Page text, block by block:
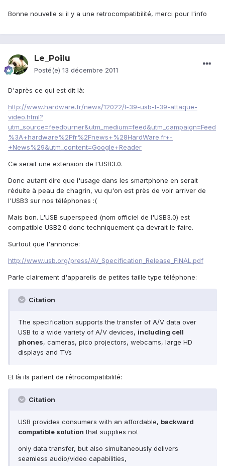
Bonne nouvelle si il y a une retrocompatibilité, merci pour l'info
Le_Poilu
Posté(e) 13 décembre 2011
D'après ce qui est dit là:
http://www.hardware.fr/news/12022/l-39-usb-l-39-attaque-
video.html?
utm_source=feedburner&utm_medium=feed&utm_campaign=Feed
%3A+hardware%2Ffr%2Fnews+%28HardWare.fr+-
+News%29&utm_content=Google+Reader
Ce serait une extension de l'USB3.0.
Donc autant dire que l'usage dans les smartphone en serait
réduite à peau de chagrin, vu qu'on est près de voir arriver de
l'USB3 sur nos téléphones :(
Mais bon. L'USB superspeed (nom officiel de l'USB3.0) est
compatible USB2.0 donc techniquement ça devrait le faire.
Surtout que l'annonce:
http://www.usb.org/press/AV_Specification_Release_FINAL.pdf
Parle clairement d'appareils de petites taille type téléphone:
Citation
The specification supports the transfer of A/V data over
USB to a wide variety of A/V devices, including cell
phones, cameras, pico projectors, webcams, large HD
displays and TVs
Et là ils parlent de rétrocompatibilité:
Citation
USB provides consumers with an affordable, backward
compatible solution that supplies not
only data transfer, but also simultaneously delivers
seamless audio/video capabilities,